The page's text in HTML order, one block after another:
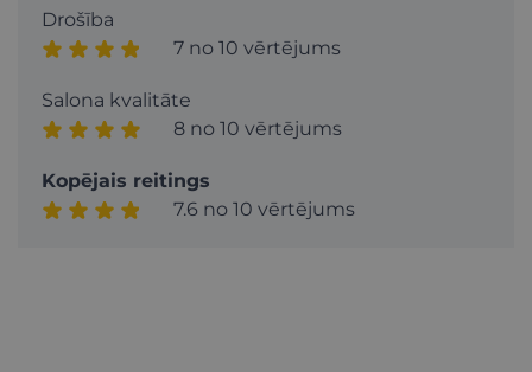
Drošība
7 no 10 vērtējums
Salona kvalitāte
8 no 10 vērtējums
Kopējais reitings
7.6 no 10 vērtējums